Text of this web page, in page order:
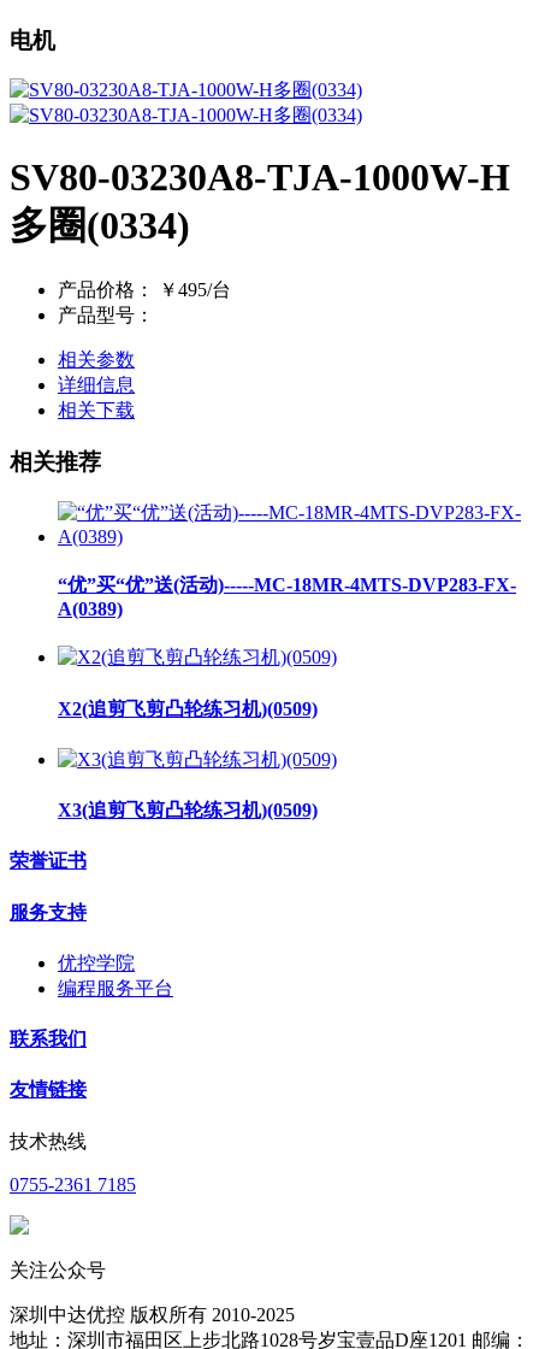
电机
SV80-03230A8-TJA-1000W-H
多圈(0334)
产品价格：
￥495/台
产品型号：
相关参数
详细信息
相关下载
相关推荐
“优”买“优”送(活动)-----MC-18MR-4MTS-DVP283-FX-
A(0389)
X2(追剪飞剪凸轮练习机)(0509)
X3(追剪飞剪凸轮练习机)(0509)
荣誉证书
服务支持
优控学院
编程服务平台
联系我们
友情链接
技术热线
0755-2361 7185
关注公众号
深圳中达优控 版权所有 2010-2025
地址：深圳市福田区上步北路1028号岁宝壹品D座1201 邮编：